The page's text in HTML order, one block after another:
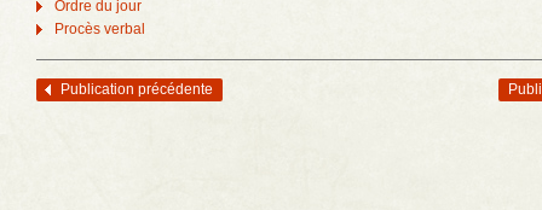
Ordre du jour
Procès verbal
Navigation des articles
Publication précédente